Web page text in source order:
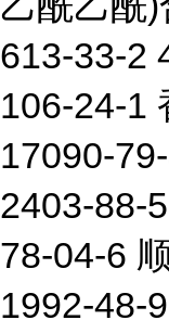
613-33-2
106-24-1
17090-
2403-88-
78-04-6
1992-48-